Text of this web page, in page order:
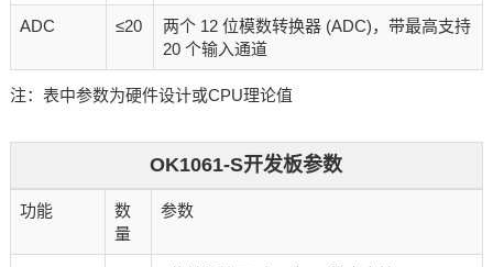
ADC ≤20
两个 12 位模数转换器 (ADC)，带最高支持
20 个输入通道
注：表中参数为硬件设计或CPU理论值
OK1061-S开发板参数
功能
数
量
参数